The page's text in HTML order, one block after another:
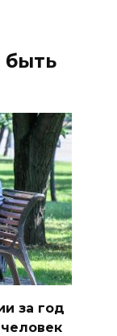
за год